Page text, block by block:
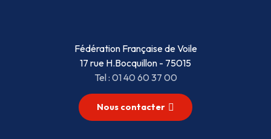
Fédération Française de Voile
17 rue H.Bocquillon - 75015
Tel : 01 40 60 37 00
Nous contacter